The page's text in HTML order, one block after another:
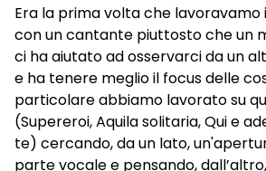
Era la prima volta che
con un cantante piuttosto che un
ci ha aiutato ad osservarci da un
e ha tenere meglio il focus delle
particolare abbiamo lavorato su
(Supereroi, Aquila solitaria, Qui e
te) cercando, da un lato,
parte vocale e pensando,